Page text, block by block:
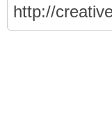
http://